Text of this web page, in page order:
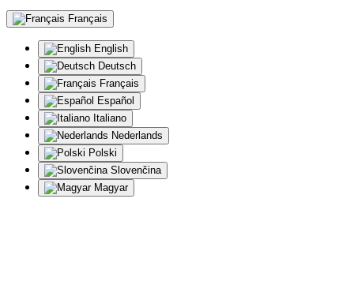
Français
English
Deutsch
Français
Español
Italiano
Nederlands
Polski
Slovenčina
Magyar